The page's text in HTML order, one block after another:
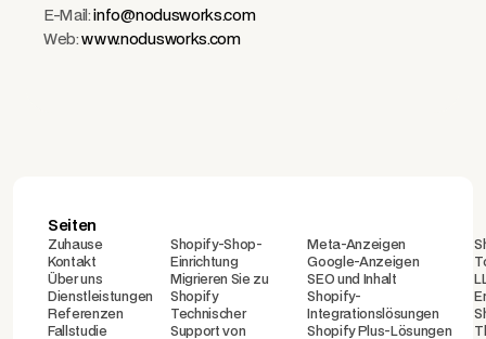
E-Mail:info@nodusworks.com
Web:www.nodusworks.com
Seiten
Zuhause
Kontakt
Über uns
Dienstleistungen
Referenzen
Fallstudie
Shopify-Shop-
Einrichtung
Migrieren Sie zu
Shopify
Technischer
Support von
Meta-Anzeigen
Google-Anzeigen
SEO und Inhalt
Shopify-
Integrationslösungen
Shopify Plus-Lösungen